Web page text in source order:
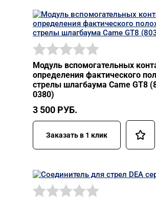
Модуль вспомогательных
определения фактического
стрелы шлагбаума Came GT8
0380)
3 500 РУБ.
Заказать в 1 клик